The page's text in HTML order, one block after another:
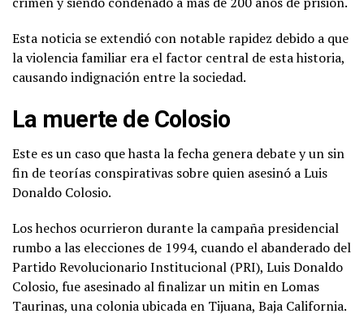
Esta noticia se extendió con notable rapidez debido a que
la violencia familiar era el factor central de esta historia,
causando indignación entre la sociedad.
La muerte de Colosio
Este es un caso que hasta la fecha genera debate y un sin
fin de teorías conspirativas sobre quien asesinó a Luis
Donaldo Colosio.
Los hechos ocurrieron durante la campaña presidencial
rumbo a las elecciones de 1994, cuando el abanderado del
Partido Revolucionario Institucional (PRI), Luis Donaldo
Colosio, fue asesinado al finalizar un mitin en Lomas
Taurinas, una colonia ubicada en Tijuana, Baja California.